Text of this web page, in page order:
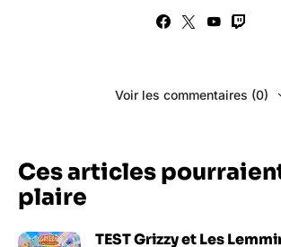
Voir les commentaires (0)
Ces articles
plaire
TEST Grizzy et Les